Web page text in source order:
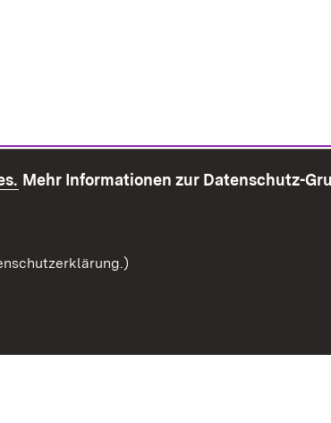
Mehr Informationen zur Datenschutz-